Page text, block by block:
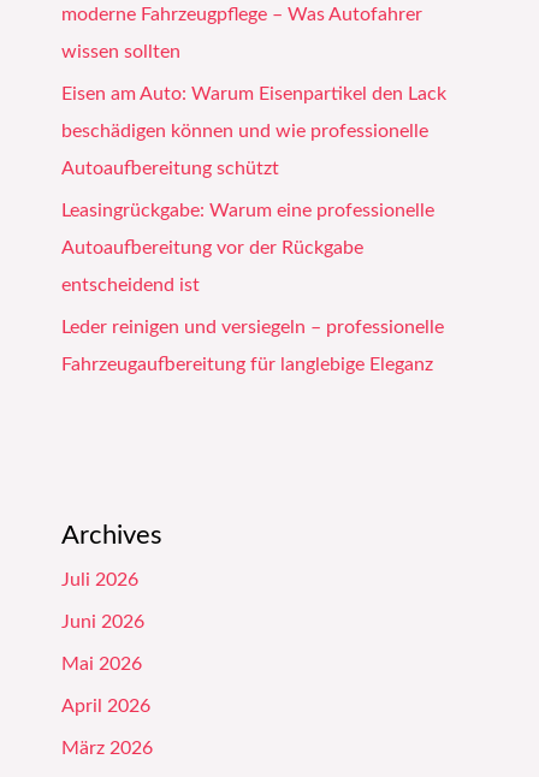
moderne Fahrzeugpflege – Was Autofahrer
wissen sollten
Eisen am Auto: Warum Eisenpartikel den Lack
beschädigen können und wie professionelle
Autoaufbereitung schützt
Leasingrückgabe: Warum eine professionelle
Autoaufbereitung vor der Rückgabe
entscheidend ist
Leder reinigen und versiegeln – professionelle
Fahrzeugaufbereitung für langlebige Eleganz
Archives
Juli 2026
Juni 2026
Mai 2026
April 2026
März 2026